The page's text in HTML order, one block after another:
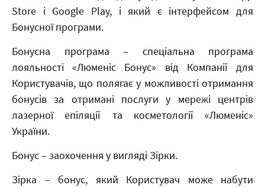
Store і Google Play, і який є інтерфейсом для
Бонусної програми.
Бонусна програма – спеціальна програма
лояльності «Люменіс Бонус» від Компанії для
Користувачів, що полягає у можливості отримання
бонусів за отримані послуги у мережі центрів
лазерної епіляції та косметології «Люменіс»
України.
Бонус – заохочення у вигляді Зірки.
Зірка – бонус, який Користувач може набути